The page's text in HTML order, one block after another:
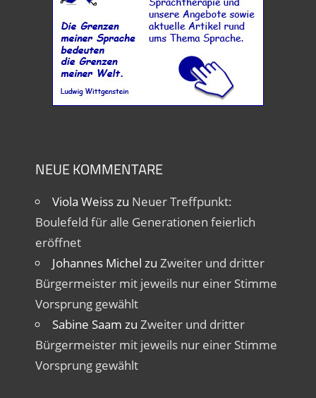
NEUE KOMMENTARE
Viola Weisszu Neuer Treffpunkt:
Boulefeld für alle Generationen feierlich
eröffnet
Johannes Michel zu Zweiter und dritter
Bürgermeister mit jeweils nur einer Stimme
Vorsprung gewählt
Sabine Saam zu Zweiter und dritter
Bürgermeister mit jeweils nur einer Stimme
Vorsprung gewählt